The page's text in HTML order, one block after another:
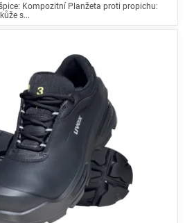
Kompozitní Planžeta proti propichu:
s...